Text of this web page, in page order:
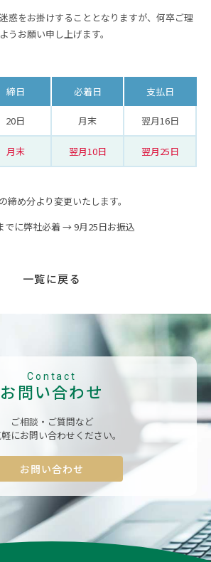
惑をお掛けすることとなりますが、何卒ご理
うお願い申し上げます。
締日 必着日 支払日
20日 月末 翌月16日
月末 翌月10日 翌月25日
め分より変更いたします。
に弊社必着 → 9月25日お振込
一覧に戻る
Contact
お問い合わせ
ご相談・ご質問など
にお問い合わせください。
お問い合わせ